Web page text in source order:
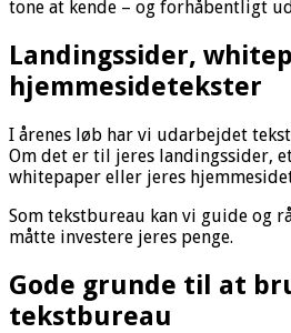
tone at kende – og forhåbentligt
Landingssider,
hjemmesidetekster
I årenes løb har vi udarbejdet
Om det er til jeres landingssider,
whitepaper eller jeres
Som tekstbureau kan vi guide og
måtte investere jeres penge.
Gode grunde til at
tekstbureau